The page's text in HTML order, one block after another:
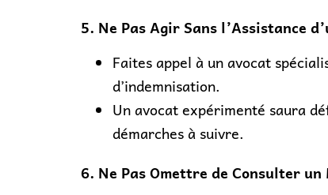
5. Ne Pas Agir Sans l’Assistance
Faites appel à un avocat
d’indemnisation.
Un avocat expérimenté saura
démarches à suivre.
6. Ne Pas Omettre de Consulter